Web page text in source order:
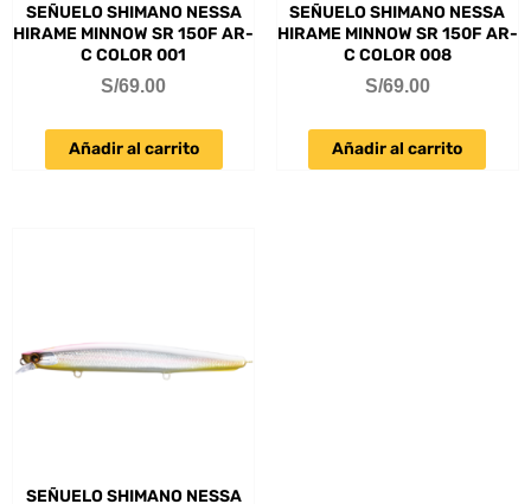
SEÑUELO SHIMANO NESSA
HIRAME MINNOW SR 150F AR-
C COLOR 001
S/69.00
Añadir al carrito
SEÑUELO SHIMANO NESSA
HIRAME MINNOW SR 150F AR-
C COLOR 008
S/69.00
Añadir al carrito
SEÑUELO SHIMANO NESSA